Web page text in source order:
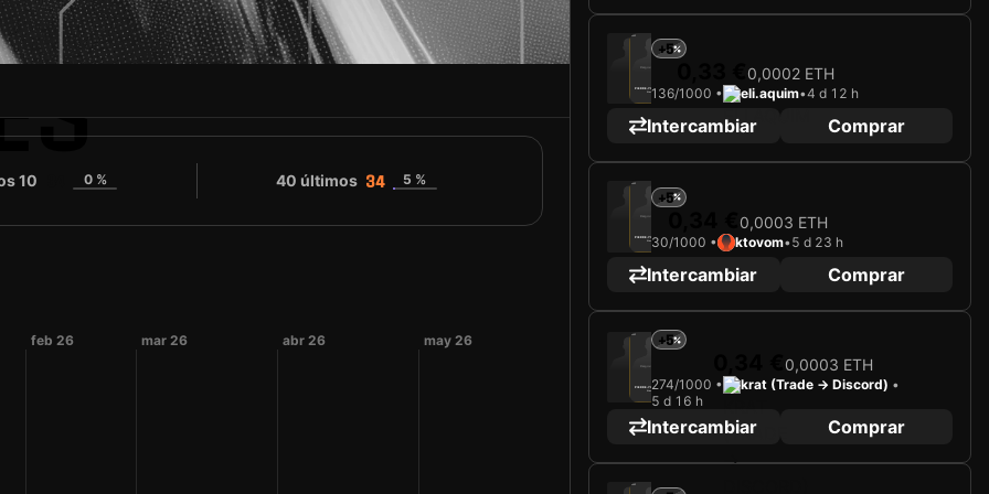
10 0 % 40 últimos 34 5 %
feb 26 mar 26 abr 26 may 26
2025
PIERRE-YVES HAMEL
Atacante
Cargando carta...
+5
0,0002 ETH
136/1000 • eli.aquim•4 d 12 h
Intercambiar Comprar
PIERRE-YVES HAMEL
Atacante
Limited 30/1000
+5
0,0003 ETH
30/1000 • ktovom•5 d 23 h
Intercambiar Comprar
2025
PIERRE-YVES HAMEL
Atacante
Limited 274/1000
Cargando carta...
+5
0,0003 ETH
274/1000 • krat (Trade -> Discord) •
5 d 16 h
Intercambiar Comprar
2025